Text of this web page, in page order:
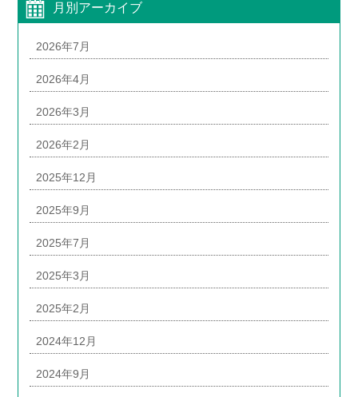
月別アーカイブ
2026年7月
2026年4月
2026年3月
2026年2月
2025年12月
2025年9月
2025年7月
2025年3月
2025年2月
2024年12月
2024年9月